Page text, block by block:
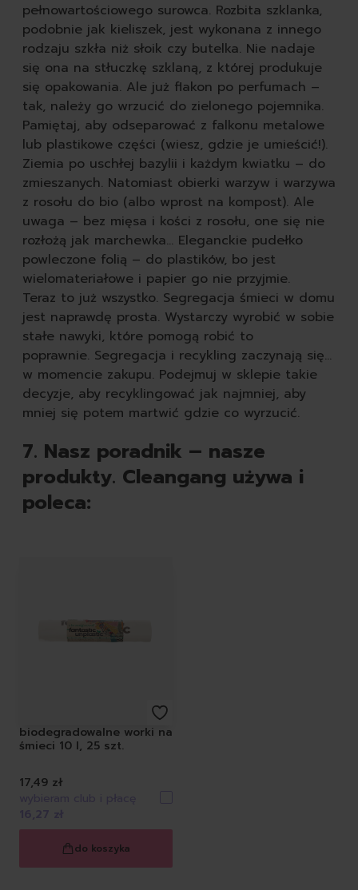
pełnowartościowego surowca. Rozbita szklanka,
podobnie jak kieliszek, jest wykonana z innego
rodzaju szkła niż słoik czy butelka. Nie nadaje
się ona na stłuczkę szklaną, z której produkuje
się opakowania. Ale już flakon po perfumach –
tak, należy go wrzucić do zielonego pojemnika.
Pamiętaj, aby odseparować z falkonu metalowe
lub plastikowe części (wiesz, gdzie je umieścić!).
Ziemia po uschłej bazylii i każdym kwiatku – do
zmieszanych. Natomiast obierki warzyw i warzywa
z rosołu do bio (albo wprost na kompost). Ale
uwaga – bez mięsa i kości z rosołu, one się nie
rozłożą jak marchewka… Eleganckie pudełko
powleczone folią – do plastików, bo jest
wielomateriałowe i papier go nie przyjmie.
Teraz to już wszystko. Segregacja śmieci w domu
jest naprawdę prosta. Wystarczy wyrobić w sobie
stałe nawyki, które pomogą robić to
poprawnie. Segregacja i recykling zaczynają się…
w momencie zakupu. Podejmuj w sklepie takie
decyzje, aby recyklingować jak najmniej, aby
mniej się potem martwić gdzie co wyrzucić.
7. Nasz poradnik – nasze
produkty. Cleangang używa i
poleca:
biodegradowalne worki na
śmieci 10 l, 25 szt.
17,49 zł
do koszyka